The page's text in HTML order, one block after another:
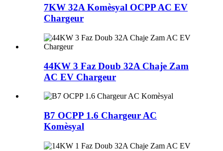
7KW 32A Komèsyal OCPP AC EV
Chargeur
44KW 3 Faz Doub 32A Chaje Zam
AC EV Chargeur
B7 OCPP 1.6 Chargeur AC
Komèsyal